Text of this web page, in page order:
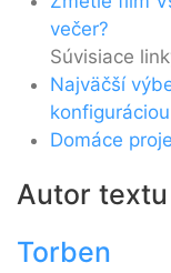
večer?
Súvisiace
Najväčší
Domáce
Autor textu
Torben